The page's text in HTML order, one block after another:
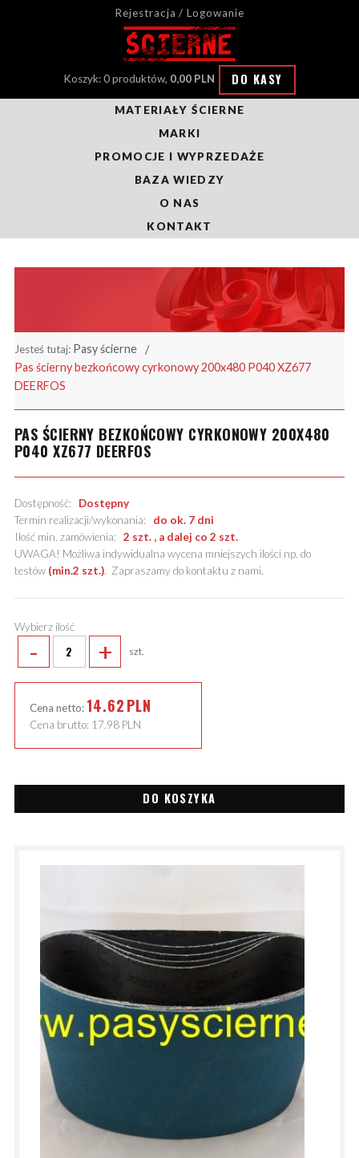
Rejestracja / Logowanie
Koszyk: 0 produktów, 0,00 PLN DO KASY
MATERIAŁY ŚCIERNE
MARKI
PROMOCJE I WYPRZEDAŻE
BAZA WIEDZY
O NAS
KONTAKT
Jesteś tutaj: Pasy ścierne
Pas ścierny bezkońcowy cyrkonowy 200x480 P040 XZ677
DEERFOS
PAS ŚCIERNY BEZKOŃCOWY CYRKONOWY 200X480
P040 XZ677 DEERFOS
Dostępność: Dostępny
Termin realizacji/wykonania: do ok. 7 dni
Ilość min. zamówienia: 2 szt. , a dalej co 2 szt.
UWAGA! Możliwa indywidualna wycena mniejszych ilości np. do
testów (min.2 szt.). Zapraszamy do kontaktu z nami.
Wybierz ilość
- + szt.
Cena netto: 14.62PLN
Cena brutto: 17.98 PLN
DO KOSZYKA